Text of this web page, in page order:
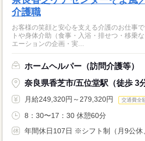
介護職
お客様の笑顔と安心を支える介護のお仕事
トや身体介助（食事・入浴・排せつ・移乗
エーションの企画・実...
ホームヘルパー（訪問介護等）
奈良県香芝市/五位堂駅（徒歩 3分
月給249,320円～279,320円 交通費全
8：30〜17：30 休憩60分
年間休日107日 ※シフト制（月9公休